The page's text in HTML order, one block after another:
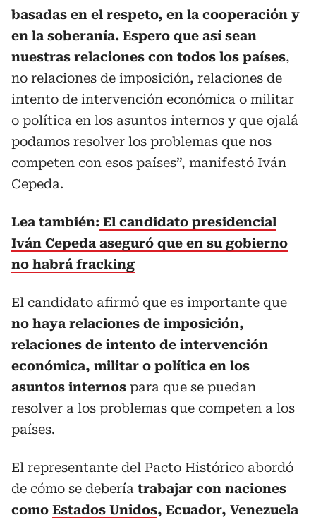
basadas en el respeto, en la cooperación y
en la soberanía. Espero que así sean
nuestras relaciones con todos los países,
no relaciones de imposición, relaciones de
intento de intervención económica o militar
o política en los asuntos internos y que ojalá
podamos resolver los problemas que nos
competen con esos países”, manifestó Iván
Cepeda.
Lea también: El candidato presidencial
Iván Cepeda aseguró que en su gobierno
no habrá fracking
El candidato afirmó que es importante que
no haya relaciones de imposición,
relaciones de intento de intervención
económica, militar o política en los
asuntos internos para que se puedan
resolver a los problemas que competen a los
países.
El representante del Pacto Histórico abordó
de cómo se debería trabajar con naciones
como Estados Unidos, Ecuador, Venezuela